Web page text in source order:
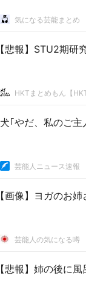
気になる芸能まとめ
【悲報】STU2期研
HKTまとめもん【
犬｢やだ、私のご
芸能人ニュース速報
【画像】ヨガのお
芸能人の気になる噂
【悲報】姉の後に